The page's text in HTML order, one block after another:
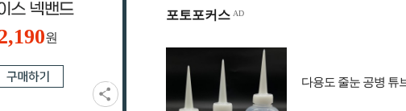
원
포토포커스
다용도 줄눈 공병 튜